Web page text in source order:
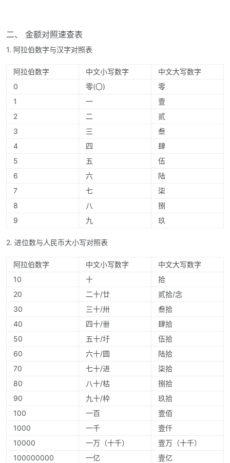
二、 金额对照速查表
1. 阿拉伯数字与汉字对照表
阿拉伯数字 中文小写数字
中文大写数字
0
零(〇)
零
1
一
壹
2
二
贰
3
三
叁
4
四
肆
5
五
伍
6
六
陆
7
七
柒
8
八
捌
9
九 玖
2. 进位数与人民币大小写对照表
阿拉伯数字 中文小写数字
中文大写数字
10
十
拾
20
二十/廿
贰拾/念
30
三十/卅
叁拾
40
四十/卌
肆拾
50
五十/圩
伍拾
60
六十/圆
陆拾
70
七十/进
柒拾
80
八十/枯
捌拾
90
九十/枠
玖拾
100
一百
壹佰
1000
一千
壹仟
10000
一万（十千）
壹万（十千）
100000000
一亿 壹亿